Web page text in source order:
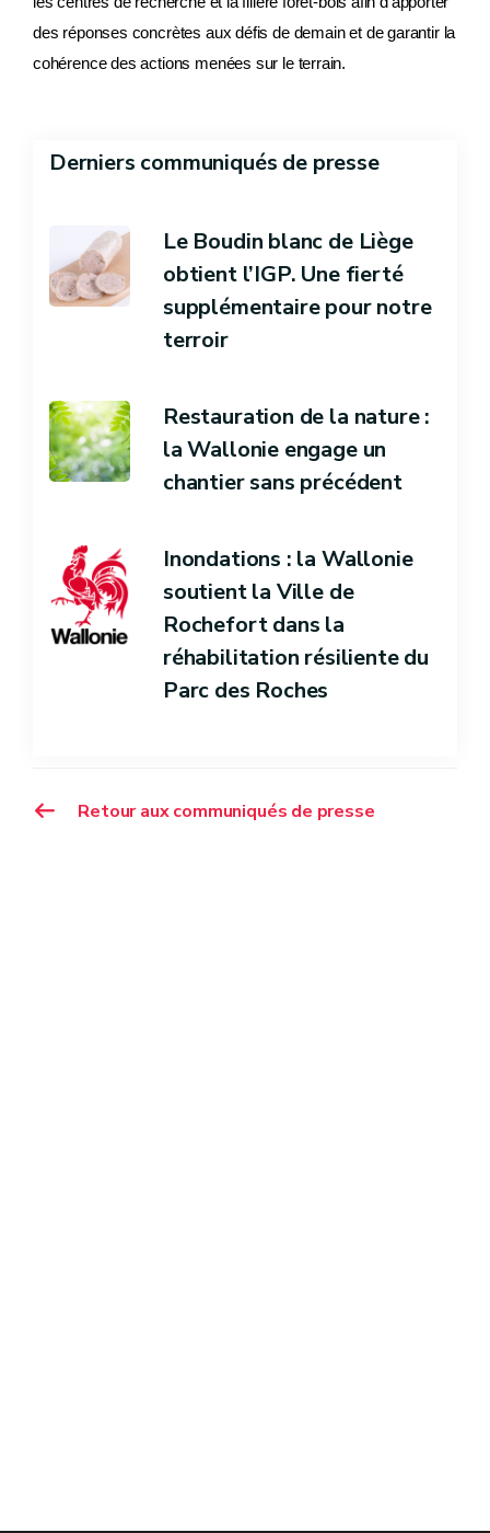
des réponses concrètes aux défis de demain et de garantir la
cohérence des actions menées sur le terrain.
Retour aux communiqués de presse
Derniers communiqués de presse
Le Boudin blanc de Liège
obtient l’IGP. Une fierté
supplémentaire pour notre
terroir
Restauration de la nature :
la Wallonie engage un
chantier sans précédent
Inondations : la Wallonie
soutient la Ville de
Rochefort dans la
réhabilitation résiliente du
Parc des Roches